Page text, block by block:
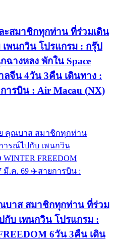
สมาชิกทุกท่าน ที่ร่วมเดิน
พนกวิน โปรแกรม : กรุ๊ป
างหลง พักใน Space
ลจีน 4วัน 3คืน เดินทาง :
ารบิน : Air Macau (NX)
าส สมาชิกทุกท่าน ที่ร่วม
กับ เพนกวิน โปรแกรม :
6วัน 3คืน เดิน